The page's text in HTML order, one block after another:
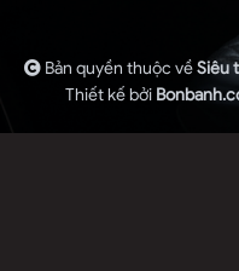
Bản quyền thuộc vềSiêu
Thiết kế bởi